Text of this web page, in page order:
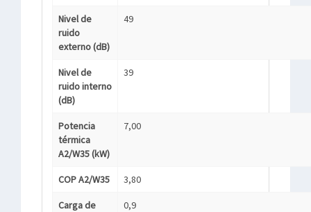
Nivel de
ruido
externo (dB)
49
Nivel de
ruido interno
(dB)
39
Potencia
térmica
A2/W35 (kW)
7,00
COP A2/W35 3,80
Carga de
0,9